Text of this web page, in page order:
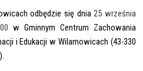
odbędzie się dnia25 września
w Gminnym Centrum Zachowania
i Edukacji w Wilamowicach (43-330